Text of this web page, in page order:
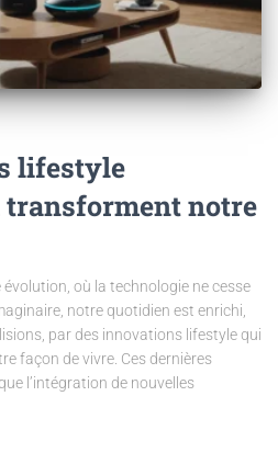
lifestyle
transforment notre
où la technologie ne cesse
notre quotidien est enrichi,
par des innovations lifestyle qui
façon de vivre. Ces dernières
l’intégration de nouvelles